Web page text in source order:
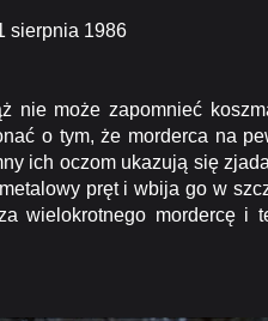
sierpnia 1986
nie może zapomnieć
o tym, że morderca na
ich oczom ukazują się
pręt i wbija go w
wielokrotnego mordercę